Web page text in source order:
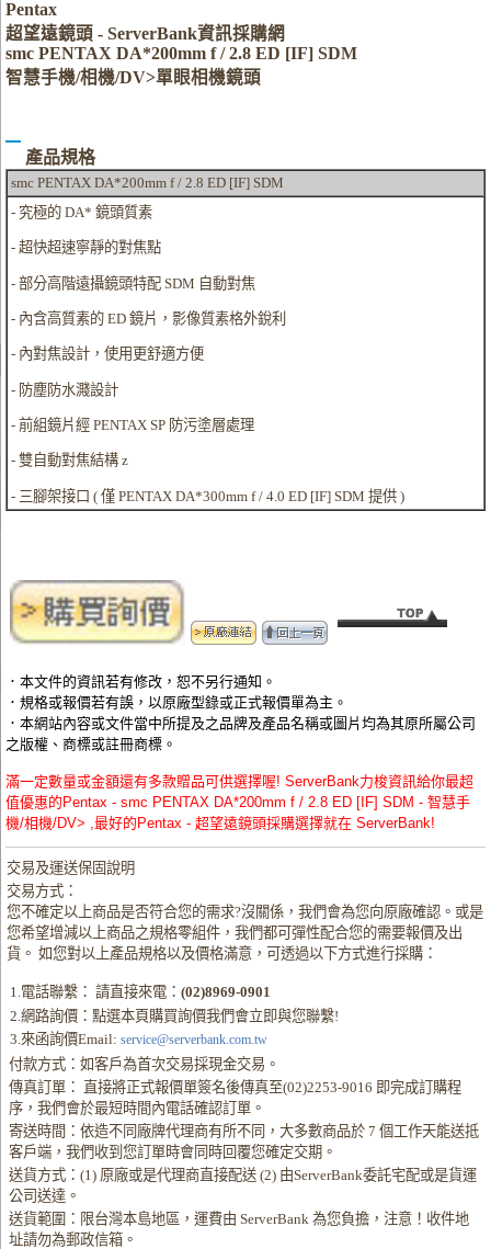
Pentax
超望遠鏡頭 - ServerBank資訊採購網
smc PENTAX DA*200mm f / 2.8 ED [IF] SDM
智慧手機/相機/DV>單眼相機鏡頭
產品規格
smc PENTAX DA*200mm f / 2.8 ED [IF] SDM
- 究極的 DA* 鏡頭質素
- 超快超速寧靜的對焦點
- 部分高階遠攝鏡頭特配 SDM 自動對焦
- 內含高質素的 ED 鏡片，影像質素格外銳利
- 內對焦設計，使用更舒適方便
- 防塵防水濺設計
- 前組鏡片經 PENTAX SP 防污塗層處理
- 雙自動對焦結構 z
- 三腳架接口 ( 僅 PENTAX DA*300mm f / 4.0 ED [IF] SDM 提供 )
．本文件的資訊若有修改，恕不另行通知。
．規格或報價若有誤，以原廠型錄或正式報價單為主。
．本網站內容或文件當中所提及之品牌及產品名稱或圖片均為其原所屬公司
之版權、商標或註冊商標。
滿一定數量或金額還有多款贈品可供選擇喔! ServerBank力梭資訊給你最超
值優惠的Pentax - smc PENTAX DA*200mm f / 2.8 ED [IF] SDM - 智慧手
機/相機/DV> ,最好的Pentax - 超望遠鏡頭採購選擇就在 ServerBank!
交易及運送保固說明
交易方式：
您不確定以上商品是否符合您的需求?沒關係，我們會為您向原廠確認。或是
您希望增減以上商品之規格零組件，我們都可彈性配合您的需要報價及出
貨。 如您對以上產品規格以及價格滿意，可透過以下方式進行採購：
1.電話聯繫： 請直接來電：(02)8969-0901
2.網路詢價：點選本頁購買詢價我們會立即與您聯繫!
3.來函詢價Email: service@serverbank.com.tw
付款方式：如客戶為首次交易採現金交易。
傳真訂單： 直接將正式報價單簽名後傳真至(02)2253-9016 即完成訂購程
序，我們會於最短時間內電話確認訂單。
寄送時間：依造不同廠牌代理商有所不同，大多數商品於 7 個工作天能送抵
客戶端，我們收到您訂單時會同時回覆您確定交期。
送貨方式：(1) 原廠或是代理商直接配送 (2) 由ServerBank委託宅配或是貨運
公司送達。
送貨範圍：限台灣本島地區，運費由 ServerBank 為您負擔，注意！收件地
址請勿為郵政信箱。